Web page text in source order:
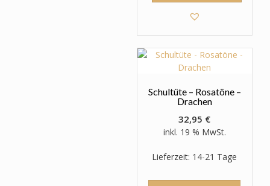
Schultüte – Rosatöne –
Drachen
32,95 €
inkl. 19 % MwSt.
Lieferzeit: 14-21 Tage